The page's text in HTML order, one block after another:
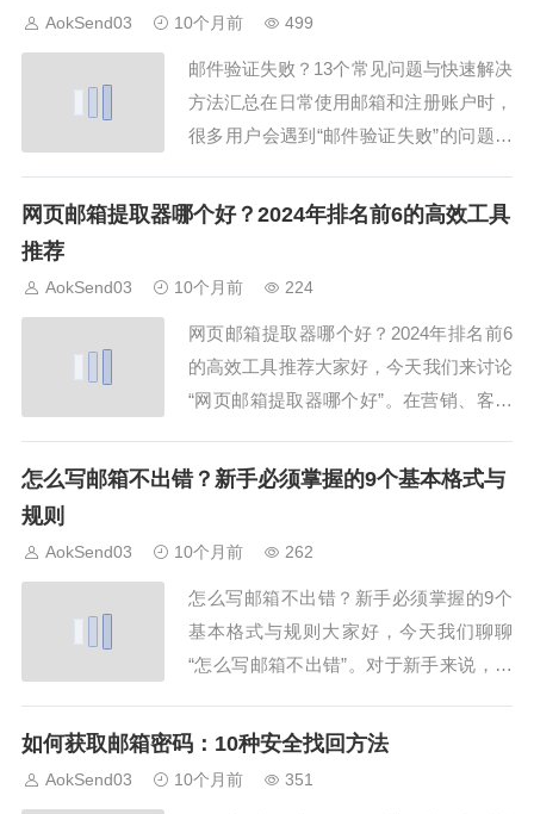
意与实用兼备，并结合AokSend邮箱系统
的注册规...
AokSend03 10个月前 499
邮件验证失败？13个常见问题与快速解决
方法汇总在日常使用邮箱和注册账户时，
很多用户会遇到“邮件验证失败”的问题。
收重要通知或业务邮件。本文将系统梳理
的优化工具和服务，帮助用户顺利完成
邮...
网页邮箱提取器哪个好？2024年排名前6的高效工具
推荐
AokSend03 10个月前 224
网页邮箱提取器哪个好？2024年排名前6
的高效工具推荐大家好，今天我们来讨论
“网页邮箱提取器哪个好”。在营销、客户
器成为了必备工具。正确选择一个高效、
推荐2024年排名前6的高效网页邮箱提取
器...
怎么写邮箱不出错？新手必须掌握的9个基本格式与
规则
AokSend03 10个月前 262
怎么写邮箱不出错？新手必须掌握的9个
基本格式与规则大家好，今天我们聊聊
“怎么写邮箱不出错”。对于新手来说，邮
箱时容易出错，导致邮件无法发送或者信
如何获取邮箱密码：10种安全找回方法
AokSend03 10个月前 351